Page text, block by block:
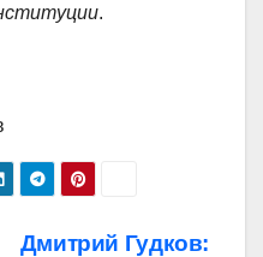
.
Дмитрий Гудков: